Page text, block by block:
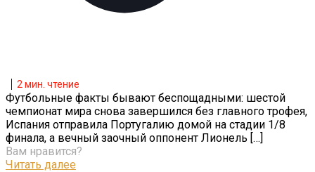
2 мин. чтение
Футбольные факты бывают беспощадными: шестой
чемпионат мира снова завершился без главного трофея,
Испания отправила Португалию домой на стадии 1/8
финала, а вечный заочный оппонент Лионель […]
Вам нравится?
Читать далее